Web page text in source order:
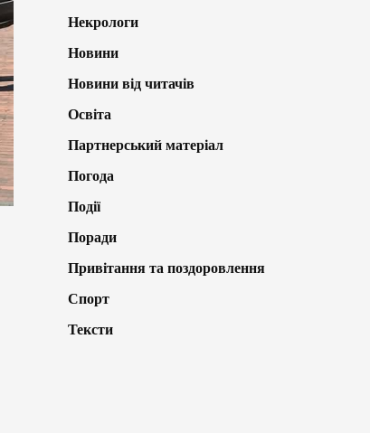
Некрологи
Новини
Новини від читачів
Освіта
Партнерський матеріал
Погода
Події
Поради
Привітання та поздоровлення
Спорт
Тексти